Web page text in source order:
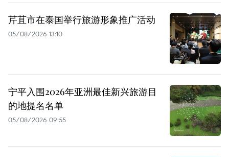
芹苴市在泰国举行旅游形象推广活动
05/08/2026 13:10
宁平入围2026年亚洲最佳新兴旅游目
的地提名名单
05/08/2026 09:55